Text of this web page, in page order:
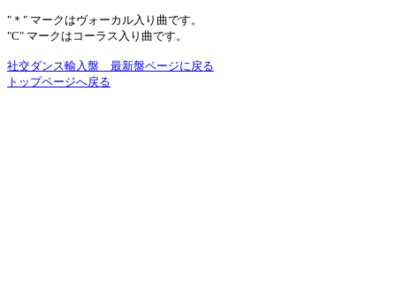
"＊" マークはヴォーカル入り曲です。
"C" マークはコーラス入り曲です。
社交ダンス輸入盤 最新盤ページに戻る
トップページへ戻る